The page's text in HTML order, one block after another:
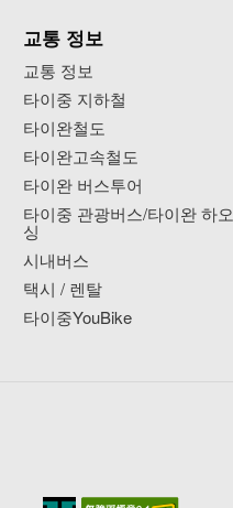
교통 정보
교통 정보
타이중 지하철
타이완철도
타이완고속철도
타이완 버스투어
타이중 관광버스/타이완 하오
싱
시내버스
택시 / 렌탈
타이중YouBike